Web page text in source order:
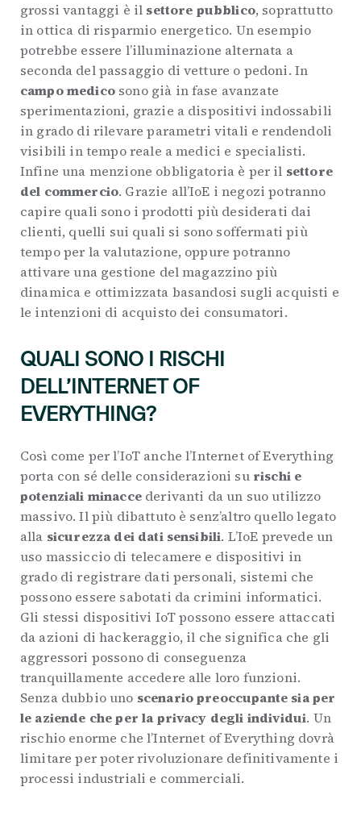
grossi vantaggi è il settore pubblico, soprattutto
in ottica di risparmio energetico. Un esempio
potrebbe essere l’illuminazione alternata a
seconda del passaggio di vetture o pedoni. In
campo medicosono già in fase avanzate
sperimentazioni, grazie a dispositivi indossabili
in grado di rilevare parametri vitali e rendendoli
visibili in tempo reale a medici e specialisti.
Infine una menzione obbligatoria è per il settore
del commercio. Grazie all’IoE i negozi potranno
capire quali sono i prodotti più desiderati dai
clienti, quelli sui quali si sono soffermati più
tempo per la valutazione, oppure potranno
attivare una gestione del magazzino più
dinamica e ottimizzata basandosi sugli acquisti e
le intenzioni di acquisto dei consumatori.
QUALI SONO I RISCHI
DELL’INTERNET OF
EVERYTHING?
Così come per l’IoT anche l’Internet of Everything
porta con sé delle considerazioni su rischi e
potenziali minaccederivanti da un suo utilizzo
massivo. Il più dibattuto è senz’altro quello legato
alla sicurezza dei dati sensibili. L’IoE prevede un
uso massiccio di telecamere e dispositivi in
grado di registrare dati personali, sistemi che
possono essere sabotati da crimini informatici.
Gli stessi dispositivi IoT possono essere attaccati
da azioni di hackeraggio, il che significa che gli
aggressori possono di conseguenza
tranquillamente accedere alle loro funzioni.
Senza dubbio uno scenario preoccupante sia per
le aziende che per la privacy degli individui. Un
rischio enorme che l’Internet of Everything dovrà
limitare per poter rivoluzionare definitivamente i
processi industriali e commerciali.